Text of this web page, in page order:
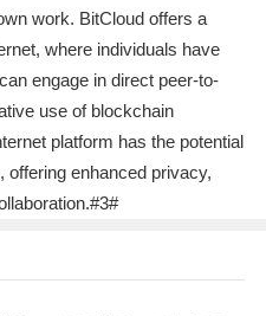
work. BitCloud offers a
where individuals have
engage in direct peer-to-
use of blockchain
platform has the potential
offering enhanced privacy,